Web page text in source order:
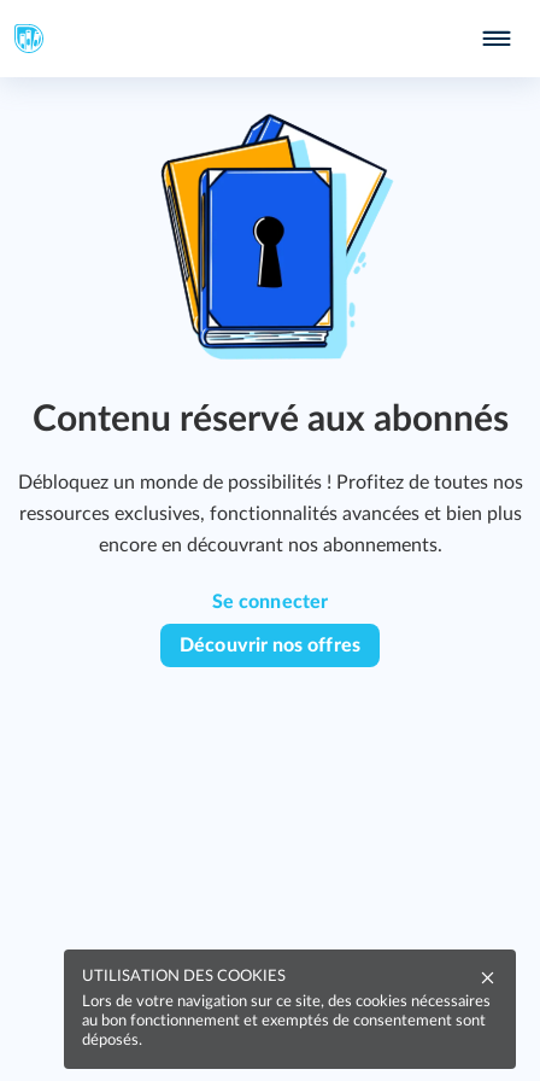
Contenu réservé aux abonnés
Débloquez un monde de possibilités ! Profitez de toutes nos
ressources exclusives, fonctionnalités avancées et bien plus
encore en découvrant nos abonnements.
Se connecter
Découvrir nos offres
UTILISATION DES COOKIES
Lors de votre navigation sur ce site, des cookies nécessaires
au bon fonctionnement et exemptés de consentement sont
déposés.